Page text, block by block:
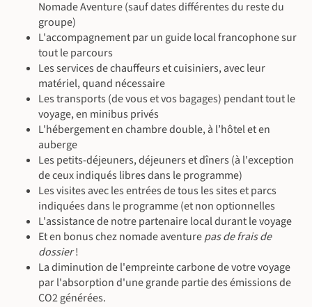
©
Nomade Aventure (sauf dates différentes du reste du
groupe)
L'accompagnement par un guide local francophone sur
tout le parcours
Les services de chauffeurs et cuisiniers, avec leur
matériel, quand nécessaire
Les transports (de vous et vos bagages) pendant tout le
voyage, en minibus privés
L'hébergement en chambre double, à l’hôtel et en
auberge
Les petits-déjeuners, déjeuners et dîners (à l'exception
de ceux indiqués libres dans le programme)
Les visites avec les entrées de tous les sites et parcs
indiquées dans le programme (et non optionnelles
L'assistance de notre partenaire local durant le voyage
Et en bonus chez nomade aventurepas de frais de
dossier!
La diminution de l'empreinte carbone de votre voyage
par l'absorption d'une grande partie des émissions de
CO2 générées.